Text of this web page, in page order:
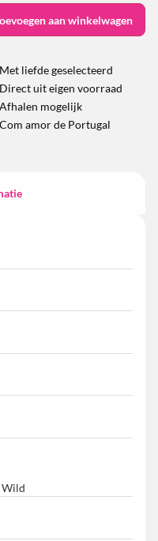
aan winkelwagen
Met liefde geselecteerd
Direct uit eigen voorraad
Afhalen mogelijk
Com amor de Portugal
Wild